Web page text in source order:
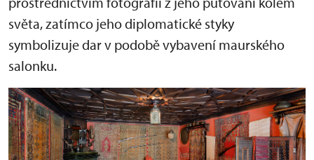
světa, zatímco jeho diplomatické styky
symbolizuje dar v podobě vybavení maurského
salonku.